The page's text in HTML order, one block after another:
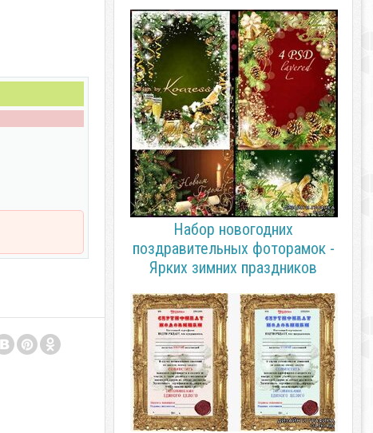
Набор новогодних
поздравительных фоторамок -
Ярких зимних праздников